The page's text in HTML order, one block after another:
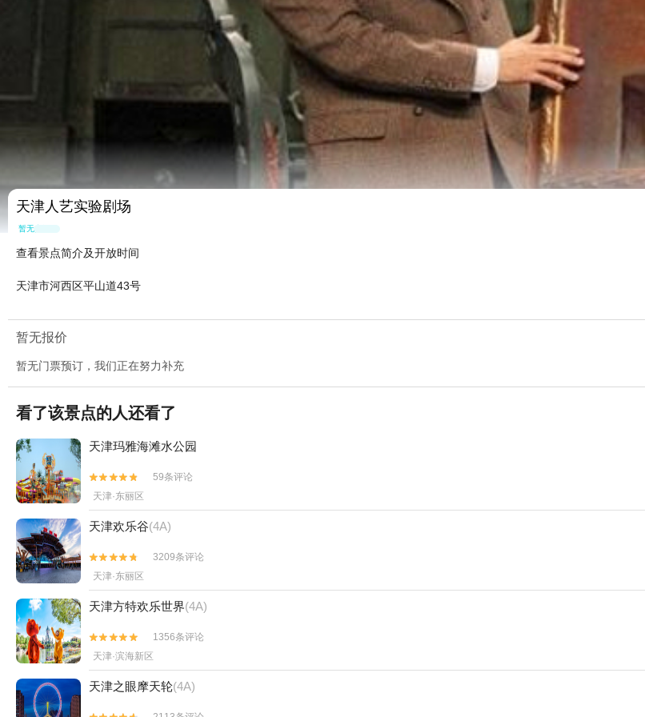
天津人艺实验剧场
暂无点评
查看景点简介及开放时间
天津市河西区平山道43号
暂无报价
暂无门票预订，我们正在努力补充
看了该景点的人还看了
天津玛雅海滩水公园


59条评论
天津·东丽区
天津欢乐谷(4A)


3209条评论
天津·东丽区
天津方特欢乐世界(4A)


1356条评论
天津·滨海新区
天津之眼摩天轮(4A)